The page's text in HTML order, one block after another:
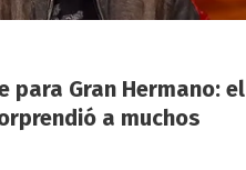
para Gran Hermano: el
a muchos